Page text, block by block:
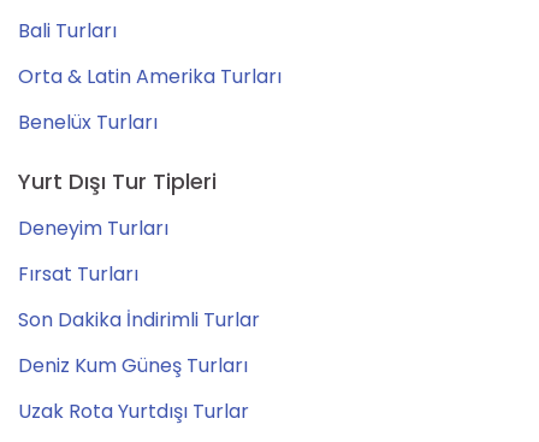
Bali Turları
Orta & Latin Amerika Turları
Benelüx Turları
Yurt Dışı Tur Tipleri
Deneyim Turları
Fırsat Turları
Son Dakika İndirimli Turlar
Deniz Kum Güneş Turları
Uzak Rota Yurtdışı Turlar